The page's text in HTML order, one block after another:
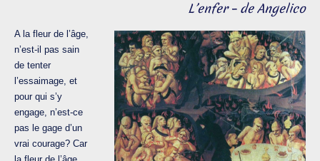
L’enfer – de Angelico
A la fleur de l’âge,
n’est-il pas sain
de tenter
l’essaimage, et
pour qui s’y
engage, n’est-ce
pas le gage d’un
vrai courage? Car